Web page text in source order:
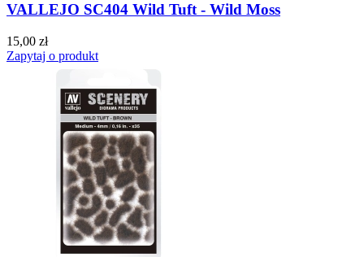
VALLEJO SC404 Wild Tuft - Wild Moss
15,00 zł
Zapytaj o produkt